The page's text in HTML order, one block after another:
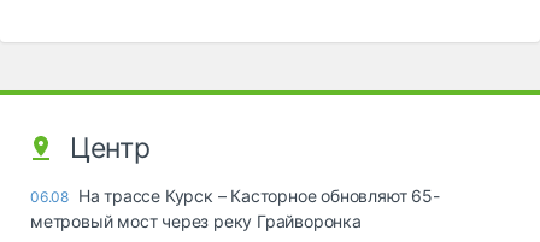
Центр
06.08 На трассе Курск – Касторное обновляют 65-
метровый мост через реку Грайворонка